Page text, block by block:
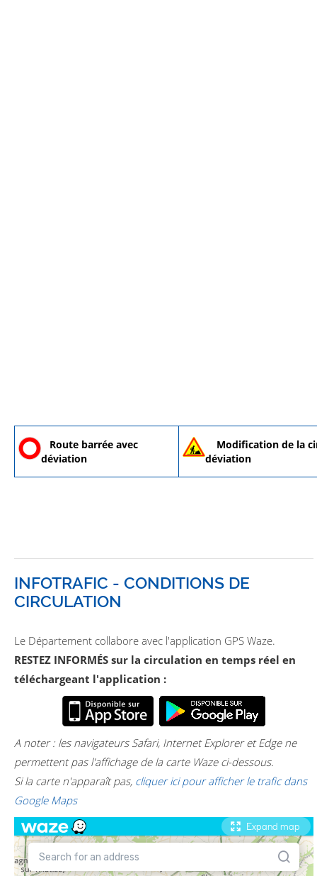
Route barrée avec
déviation
Modification de la
déviation
INFOTRAFIC - CONDITIONS DE
CIRCULATION
Le Département collabore avec l'application GPS Waze.
RESTEZ INFORMÉS sur la circulation en temps réel en
téléchargeant l'application :
A noter : les navigateurs Safari, Internet Explorer et Edge ne
permettent pas l'affichage de la carte Waze ci-dessous.
Si la carte n'apparaît pas, cliquer ici pour afficher le trafic dans
Google Maps